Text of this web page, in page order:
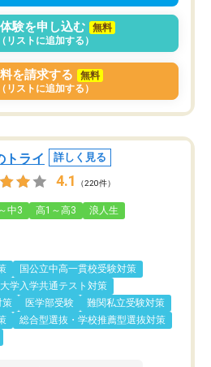
験を申し込む
無料
（リストに追加する）
を請求する
無料
（リストに追加する）
トライ 詳しく見る
4.1 （220件）
中3 高1～高3 浪人生
国公立中高一貫校受験対策
大学入学共通テスト対策
策
医学部受験
難関私立受験対策
総合型選抜・学校推薦型選抜対策